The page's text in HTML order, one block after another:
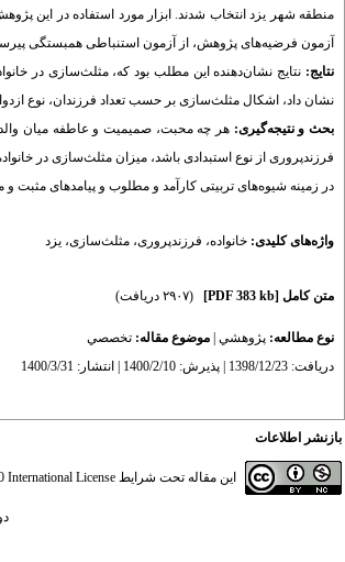
منطقه شهر یزد انتخاب شدند. ابزار مورد استفاده در این
آزمون فرضیه‌های پژوهش، از آزمون استنباطی همبستگی
نتایج: نتایج نشان‌دهنده این مطلب بود که، مثلث‌سازی در
نشان داد، اشکال مثلث‌سازی بر حسب تعداد فرزندان، نوع
بحث و نتیجه‌گیری: هر چه محبت، صمیمیت و عاطفه میان
فرزندپروری از نوع استبدادی باشد، میزان مثلث‌سازی در
در زمینه شیوه‌های تربیتی کارآمد و مطلوب و پیامدهای مثبت
واژه‌های کلیدی: خانواده، فرزندپروری، مثلث‌سازی، یزد
متن کامل [PDF 383 kb] (۲۹۰۷ دریافت)
نوع مطالعه: پژوهشي موضوع مقاله: تخصصي
دریافت: 1398/12/23 | پذیرش: 1400/2/10 | انتشار: 1400/3/31
بازنشر اطلاعات
این مقاله تحت شرایط International License
دوره 10، شماره 1 -